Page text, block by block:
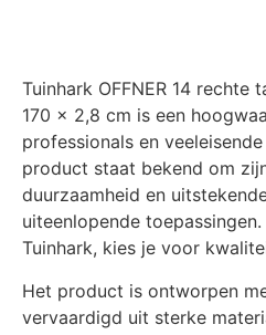
Tuinhark OFFNER 14 rechte
170 x 2,8 cm is een
professionals en
product staat bekend om
duurzaamheid en
uiteenlopende
Tuinhark, kies je voor
Het product is ontworpen
vervaardigd uit sterke